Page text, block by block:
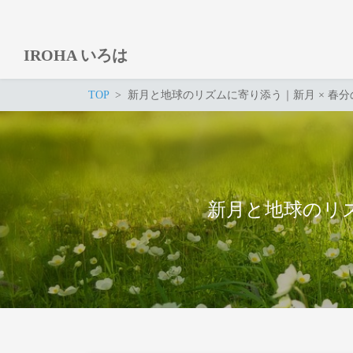
IROHA いろは
TOP 新月と地球のリズムに寄り添う｜新月 × 春
新月と地球のリ